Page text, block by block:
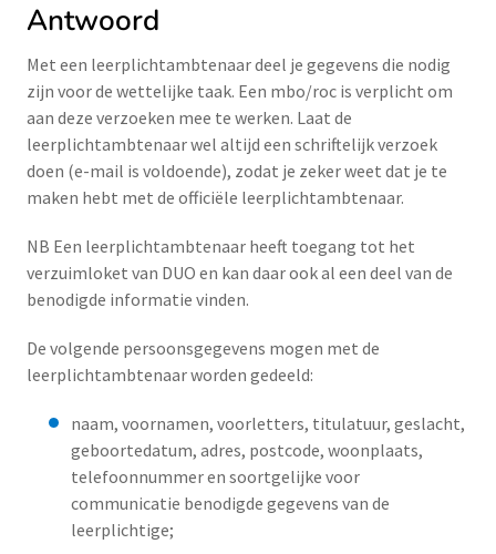
Antwoord
Met een leerplichtambtenaar deel je gegevens die nodig
zijn voor de wettelijke taak. Een mbo/roc is verplicht om
aan deze verzoeken mee te werken. Laat de
leerplichtambtenaar wel altijd een schriftelijk verzoek
doen (e-mail is voldoende), zodat je zeker weet dat je te
maken hebt met de officiële leerplichtambtenaar.
NB Een leerplichtambtenaar heeft toegang tot het
verzuimloket van DUO en kan daar ook al een deel van de
benodigde informatie vinden.
De volgende persoonsgegevens mogen met de
leerplichtambtenaar worden gedeeld:
naam, voornamen, voorletters, titulatuur, geslacht,
geboortedatum, adres, postcode, woonplaats,
telefoonnummer en soortgelijke voor
communicatie benodigde gegevens van de
leerplichtige;